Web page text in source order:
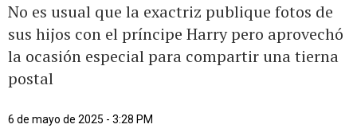
No es usual que la exactriz publique fotos de
sus hijos con el príncipe Harry pero aprovechó
la ocasión especial para compartir una tierna
postal
6 de mayo de 2025 - 3:28 PM